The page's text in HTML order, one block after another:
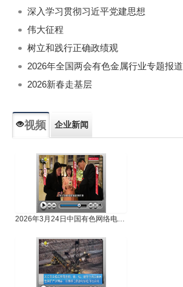
深入学习贯彻习近平党建思想
伟大征程
树立和践行正确政绩观
2026年全国两会有色金属行业专题报道
2026新春走基层
视频 企业新闻
2026年3月24日中国有色网络电视新闻